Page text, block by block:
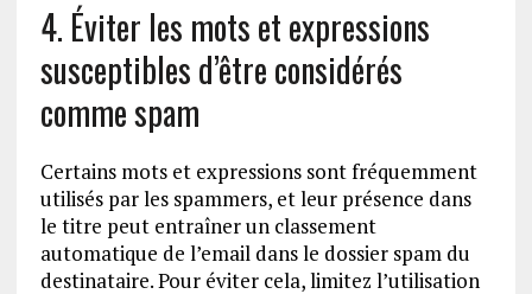
4. Éviter les mots et expressions
susceptibles d’être considérés
comme spam
Certains mots et expressions sont fréquemment
utilisés par les spammers, et leur présence dans
le titre peut entraîner un classement
automatique de l’email dans le dossier spam du
destinataire. Pour éviter cela, limitez l’utilisation